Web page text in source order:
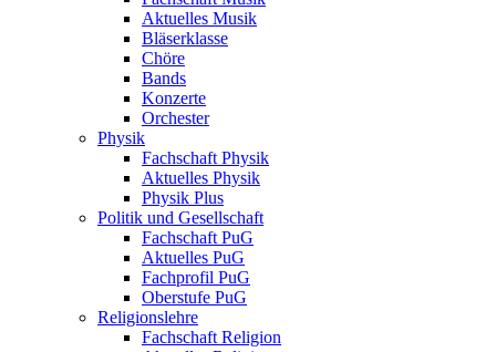
Aktuelles Musik
Bläserklasse
Chöre
Bands
Konzerte
Orchester
Physik
Fachschaft Physik
Aktuelles Physik
Physik Plus
Politik und Gesellschaft
Fachschaft PuG
Aktuelles PuG
Fachprofil PuG
Oberstufe PuG
Religionslehre
Fachschaft Religion